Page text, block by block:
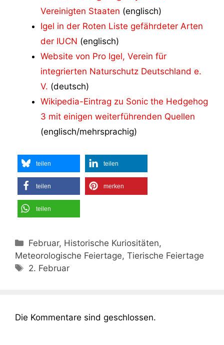
Vereinigten Staaten (englisch)
Igel in der Roten Liste gefährdeter Arten
der IUCN (englisch)
Website von Pro Igel, Verein für
integrierten Naturschutz Deutschland e.
V. (deutsch)
Wikipedia-Eintrag zu Sonic the Hedgehog
3 mit einigen weiterführenden Quellen
(englisch/mehrsprachig)
teilen teilen
teilen merken
teilen
Kategorien
Februar, Historische Kuriositäten,
Meteorologische Feiertage, Tierische Feiertage
Schlagwörter
2. Februar
Die Kommentare sind geschlossen.